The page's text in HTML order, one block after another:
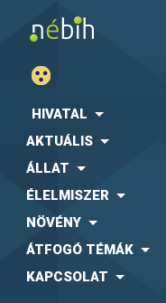
HIVATAL
AKTUÁLIS
ÁLLAT
ÉLELMISZER
NÖVÉNY
ÁTFOGÓ TÉMÁK
KAPCSOLAT